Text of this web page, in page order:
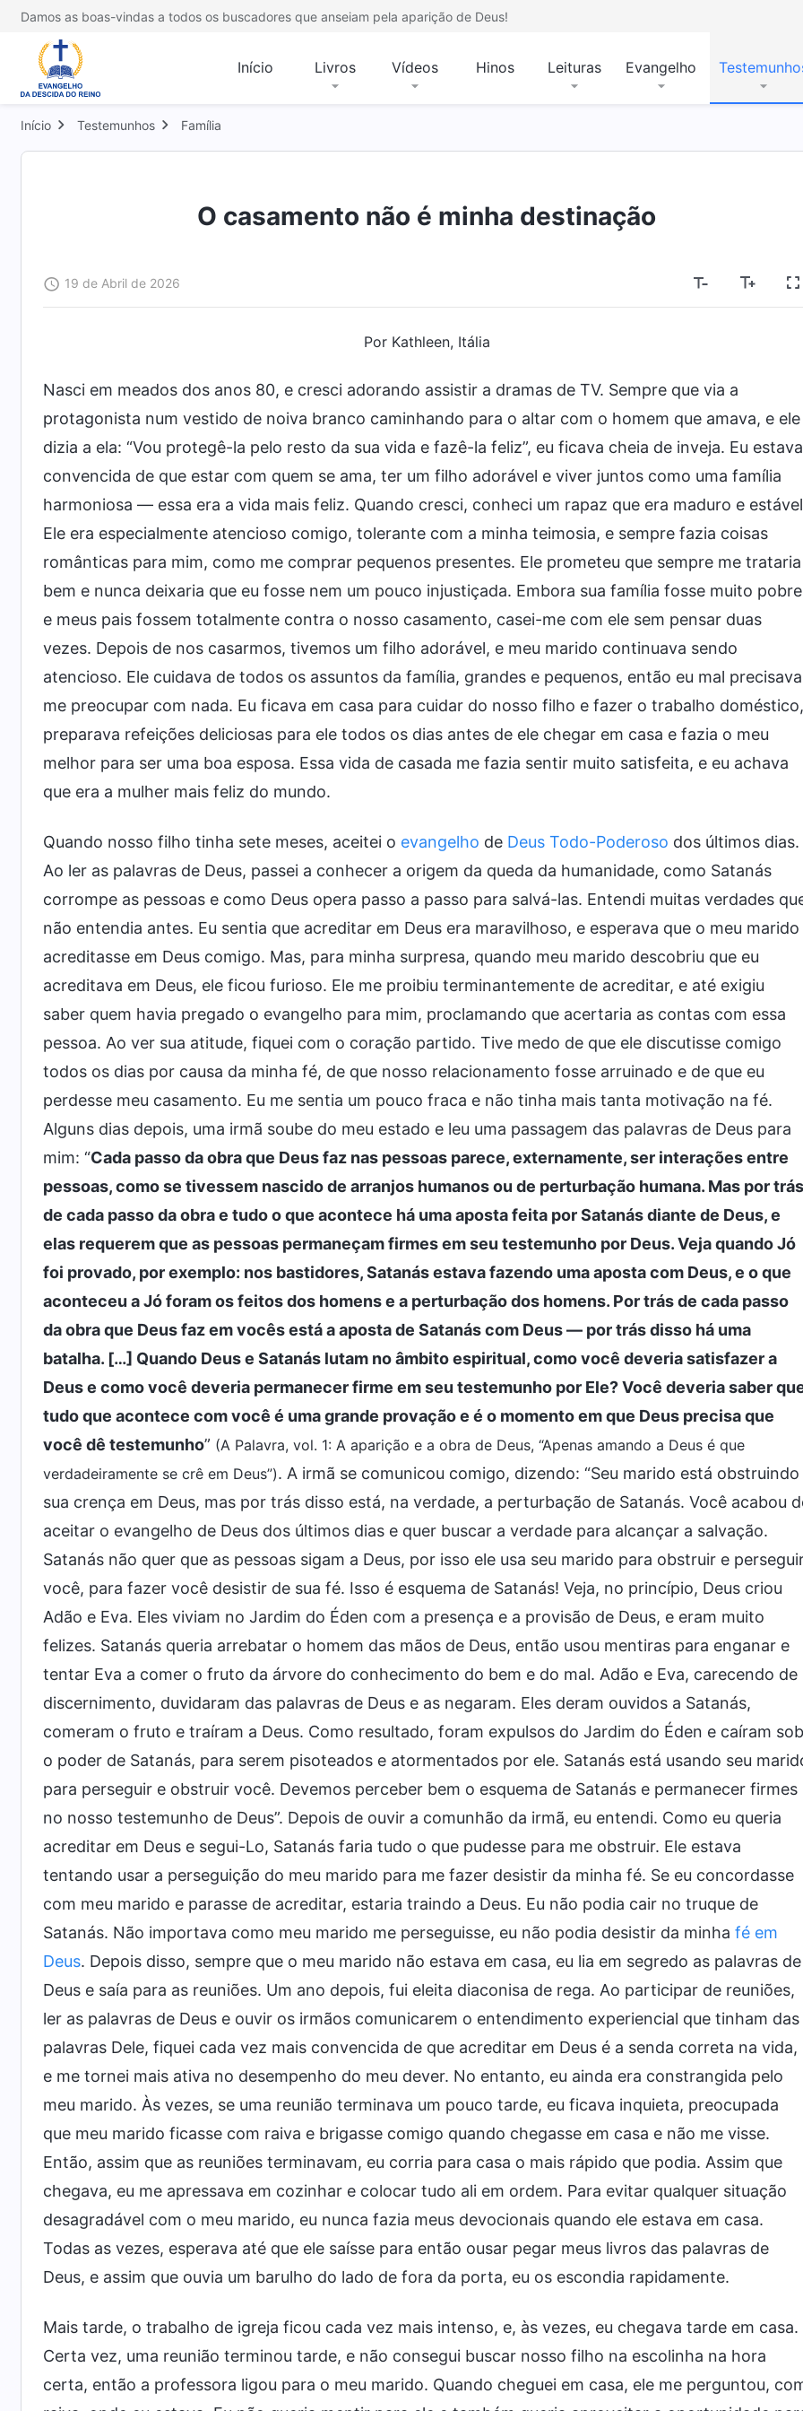
Damos as boas-vindas a todos os buscadores que anseiam pela aparição de Deus!
Início Livros Vídeos Hinos Leituras Evangelho
Início Testemunhos Família
O casamento não é minha destinação
19 de Abril de 2026
Por Kathleen, Itália
Nasci em meados dos anos 80, e cresci adorando assistir a dramas de TV. Sempre que via a
protagonista num vestido de noiva branco caminhando para o altar com o homem que amava, e ele
dizia a ela: “Vou protegê-la pelo resto da sua vida e fazê-la feliz”, eu ficava cheia de inveja. Eu estava
convencida de que estar com quem se ama, ter um filho adorável e viver juntos como uma família
harmoniosa — essa era a vida mais feliz. Quando cresci, conheci um rapaz que era maduro e
Ele era especialmente atencioso comigo, tolerante com a minha teimosia, e sempre fazia coisas
românticas para mim, como me comprar pequenos presentes. Ele prometeu que sempre me trataria
bem e nunca deixaria que eu fosse nem um pouco injustiçada. Embora sua família fosse muito pobre
e meus pais fossem totalmente contra o nosso casamento, casei-me com ele sem pensar duas
vezes. Depois de nos casarmos, tivemos um filho adorável, e meu marido continuava sendo
atencioso. Ele cuidava de todos os assuntos da família, grandes e pequenos, então eu mal precisava
me preocupar com nada. Eu ficava em casa para cuidar do nosso filho e fazer o trabalho doméstico,
preparava refeições deliciosas para ele todos os dias antes de ele chegar em casa e fazia o meu
melhor para ser uma boa esposa. Essa vida de casada me fazia sentir muito satisfeita, e eu achava
que era a mulher mais feliz do mundo.
Quando nosso filho tinha sete meses, aceitei o evangelho de Deus Todo-Poderoso dos últimos dias.
Ao ler as palavras de Deus, passei a conhecer a origem da queda da humanidade, como Satanás
corrompe as pessoas e como Deus opera passo a passo para salvá-las. Entendi muitas verdades
não entendia antes. Eu sentia que acreditar em Deus era maravilhoso, e esperava que o meu marido
acreditasse em Deus comigo. Mas, para minha surpresa, quando meu marido descobriu que eu
acreditava em Deus, ele ficou furioso. Ele me proibiu terminantemente de acreditar, e até exigiu
saber quem havia pregado o evangelho para mim, proclamando que acertaria as contas com essa
pessoa. Ao ver sua atitude, fiquei com o coração partido. Tive medo de que ele discutisse comigo
todos os dias por causa da minha fé, de que nosso relacionamento fosse arruinado e de que eu
perdesse meu casamento. Eu me sentia um pouco fraca e não tinha mais tanta motivação na fé.
Alguns dias depois, uma irmã soube do meu estado e leu uma passagem das palavras de Deus para
mim: “Cada passo da obra que Deus faz nas pessoas parece, externamente, ser interações entre
pessoas, como se tivessem nascido de arranjos humanos ou de perturbação humana. Mas por trás
de cada passo da obra e tudo o que acontece há uma aposta feita por Satanás diante de Deus, e
elas requerem que as pessoas permaneçam firmes em seu testemunho por Deus. Veja quando Jó
foi provado, por exemplo: nos bastidores, Satanás estava fazendo uma aposta com Deus, e o que
aconteceu a Jó foram os feitos dos homens e a perturbação dos homens. Por trás de cada passo
da obra que Deus faz em vocês está a aposta de Satanás com Deus — por trás disso há uma
batalha. […] Quando Deus e Satanás lutam no âmbito espiritual, como você deveria satisfazer a
Deus e como você deveria permanecer firme em seu testemunho por Ele? Você deveria saber
tudo que acontece com você é uma grande provação e é o momento em que Deus precisa que
você dê testemunho” (A Palavra, vol. 1: A aparição e a obra de Deus, “Apenas amando a Deus é que
verdadeiramente se crê em Deus”). A irmã se comunicou comigo, dizendo: “Seu marido está obstruindo
sua crença em Deus, mas por trás disso está, na verdade, a perturbação de Satanás. Você acabou
aceitar o evangelho de Deus dos últimos dias e quer buscar a verdade para alcançar a salvação.
Satanás não quer que as pessoas sigam a Deus, por isso ele usa seu marido para obstruir e
você, para fazer você desistir de sua fé. Isso é esquema de Satanás! Veja, no princípio, Deus criou
Adão e Eva. Eles viviam no Jardim do Éden com a presença e a provisão de Deus, e eram muito
felizes. Satanás queria arrebatar o homem das mãos de Deus, então usou mentiras para enganar e
tentar Eva a comer o fruto da árvore do conhecimento do bem e do mal. Adão e Eva, carecendo de
discernimento, duvidaram das palavras de Deus e as negaram. Eles deram ouvidos a Satanás,
comeram o fruto e traíram a Deus. Como resultado, foram expulsos do Jardim do Éden e caíram sob
o poder de Satanás, para serem pisoteados e atormentados por ele. Satanás está usando seu
para perseguir e obstruir você. Devemos perceber bem o esquema de Satanás e permanecer firmes
no nosso testemunho de Deus”. Depois de ouvir a comunhão da irmã, eu entendi. Como eu queria
acreditar em Deus e segui-Lo, Satanás faria tudo o que pudesse para me obstruir. Ele estava
tentando usar a perseguição do meu marido para me fazer desistir da minha fé. Se eu concordasse
com meu marido e parasse de acreditar, estaria traindo a Deus. Eu não podia cair no truque de
Satanás. Não importava como meu marido me perseguisse, eu não podia desistir da minha fé em
Deus. Depois disso, sempre que o meu marido não estava em casa, eu lia em segredo as palavras de
Deus e saía para as reuniões. Um ano depois, fui eleita diaconisa de rega. Ao participar de reuniões,
ler as palavras de Deus e ouvir os irmãos comunicarem o entendimento experiencial que tinham das
palavras Dele, fiquei cada vez mais convencida de que acreditar em Deus é a senda correta na vida,
e me tornei mais ativa no desempenho do meu dever. No entanto, eu ainda era constrangida pelo
meu marido. Às vezes, se uma reunião terminava um pouco tarde, eu ficava inquieta, preocupada
que meu marido ficasse com raiva e brigasse comigo quando chegasse em casa e não me visse.
Então, assim que as reuniões terminavam, eu corria para casa o mais rápido que podia. Assim que
chegava, eu me apressava em cozinhar e colocar tudo ali em ordem. Para evitar qualquer situação
desagradável com o meu marido, eu nunca fazia meus devocionais quando ele estava em casa.
Todas as vezes, esperava até que ele saísse para então ousar pegar meus livros das palavras de
Deus, e assim que ouvia um barulho do lado de fora da porta, eu os escondia rapidamente.
Mais tarde, o trabalho de igreja ficou cada vez mais intenso, e, às vezes, eu chegava tarde em casa.
Certa vez, uma reunião terminou tarde, e não consegui buscar nosso filho na escolinha na hora
certa, então a professora ligou para o meu marido. Quando cheguei em casa, ele me perguntou,